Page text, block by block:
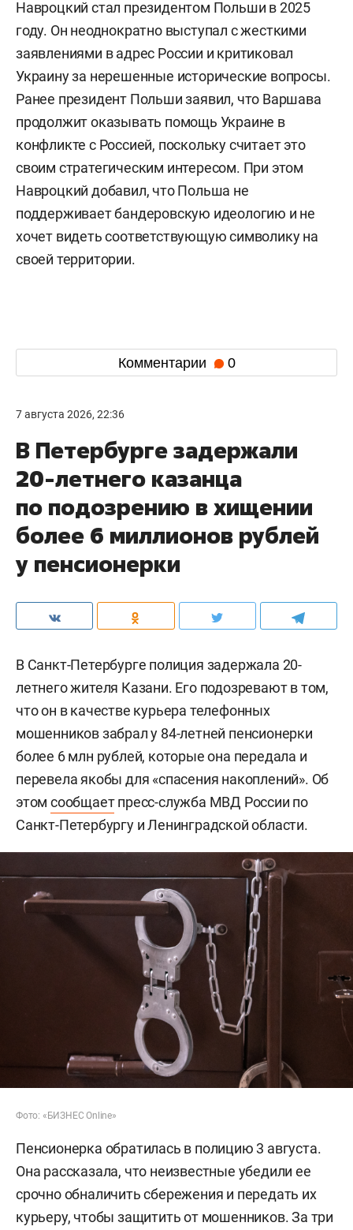
Навроцкий стал президентом Польши в 2025
году. Он неоднократно выступал с жесткими
заявлениями в адрес России и критиковал
Украину за нерешенные исторические вопросы.
Ранее президент Польши заявил, что Варшава
продолжит оказывать помощь Украине в
конфликте с Россией, поскольку считает это
своим стратегическим интересом. При этом
Навроцкий добавил, что Польша не
поддерживает бандеровскую идеологию и не
хочет видеть соответствующую символику на
своей территории.
Комментарии 0
7 августа 2026, 22:36
В Петербурге задержали
20-летнего казанца
по подозрению в хищении
более 6 миллионов рублей
у пенсионерки
В Санкт-Петербурге полиция задержала 20-
летнего жителя Казани. Его подозревают в том,
что он в качестве курьера телефонных
мошенников забрал у 84-летней пенсионерки
более 6 млн рублей, которые она передала и
перевела якобы для «спасения накоплений». Об
этом сообщаетпресс-служба МВД России по
Санкт-Петербургу и Ленинградской области.
Фото: «БИЗНЕС Online»
Пенсионерка обратилась в полицию 3 августа.
Она рассказала, что неизвестные убедили ее
срочно обналичить сбережения и передать их
курьеру, чтобы защитить от мошенников. За три